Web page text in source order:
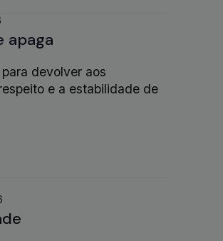
apaga
devolver aos
e a estabilidade de